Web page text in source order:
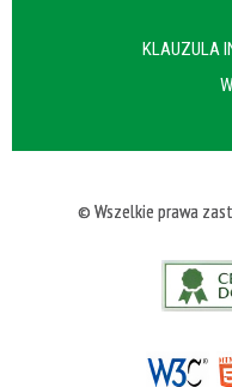
KLAUZULA
© Wszelkie prawa